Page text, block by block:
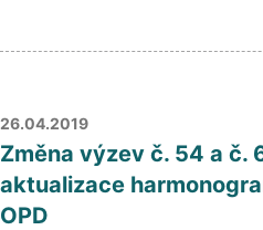
26.04.2019
Změna výzev č. 54 a č.
aktualizace
OPD